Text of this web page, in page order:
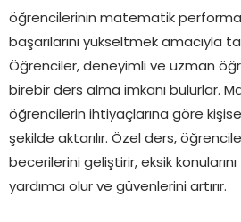
öğrencilerinin matematik
başarılarını yükseltmek amacıyla
Öğrenciler, deneyimli ve uzman
birebir ders alma imkanı bulurlar.
öğrencilerin ihtiyaçlarına göre
şekilde aktarılır. Özel ders,
becerilerini geliştirir, eksik
yardımcı olur ve güvenlerini artırır.